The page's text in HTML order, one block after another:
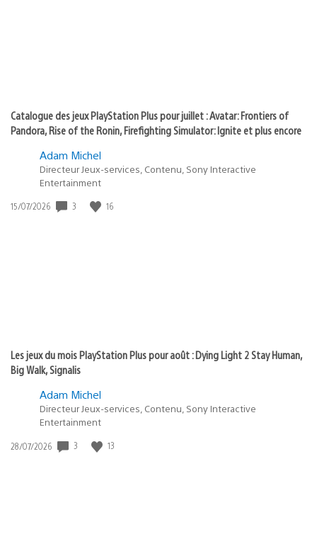
Catalogue des jeux PlayStation Plus pour juillet : Avatar: Frontiers of
Pandora, Rise of the Ronin, Firefighting Simulator: Ignite et plus encore
Adam Michel
Directeur Jeux-services, Contenu, Sony Interactive
Entertainment
Date
15/07/2026 3 16
Les jeux du mois PlayStation Plus pour août : Dying Light 2 Stay Human,
Big Walk, Signalis
Adam Michel
Directeur Jeux-services, Contenu, Sony Interactive
Entertainment
Date
28/07/2026 3 13